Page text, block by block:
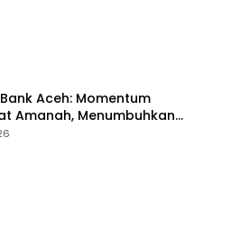
Aceh: Momentum
Amanah, Menumbuhkan
Bagi Aceh